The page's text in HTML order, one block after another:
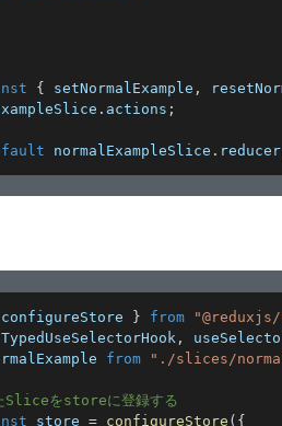
{ setNormalExample ,
. actions ;
normalExampleSlice . reducer
configureStore } from
TypedUseSelectorHook ,
from "./slices/
Sliceをstoreに登録する
store = configureStore ( {